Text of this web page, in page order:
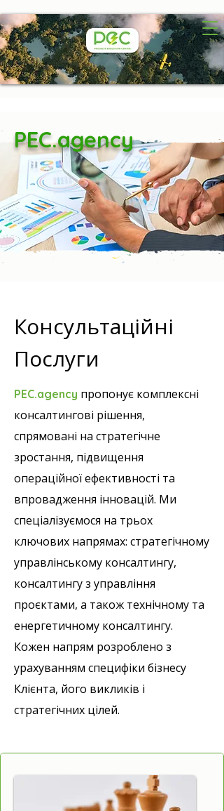
PEC.agency
Консультаційні
Послуги
PEC.agency пропонує комплексні
консалтингові рішення,
спрямовані на стратегічне
зростання, підвищення
операційної ефективності та
впровадження інновацій. Ми
спеціалізуємося на трьох
ключових напрямах: стратегічному
управлінському консалтингу,
консалтингу з управління
проєктами, а також технічному та
енергетичному консалтингу.
Кожен напрям розроблено з
урахуванням специфіки бізнесу
Клієнта, його викликів і
стратегічних цілей.